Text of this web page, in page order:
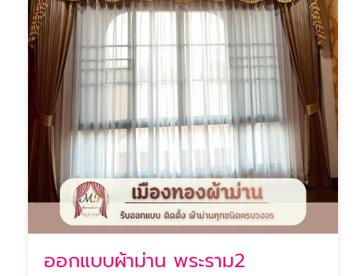
ออกแบบผ้าม่าน พระราม2